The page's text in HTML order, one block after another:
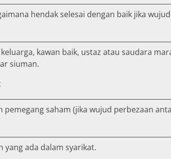
hendak selesai dengan baik jika
kawan baik, ustaz atau saudara
siuman.
saham (jika wujud perbezaan
ada dalam syarikat.